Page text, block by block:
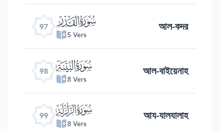
97 ﰎ
5 Vers আল-কদর
98 ﰏ
8 Vers আল-বাইয়েনাহ
99 ﰐ
8 Vers আয-যালযালাহ